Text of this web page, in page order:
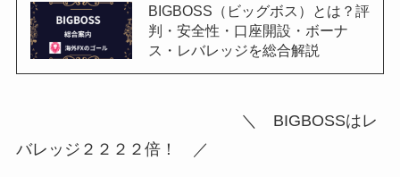
BIGBOSS（ビッグボス）とは？評
判・安全性・口座開設・ボーナ
ス・レバレッジを総合解説
＼ BIGBOSSはレ
バレッジ２２２２倍！ ／